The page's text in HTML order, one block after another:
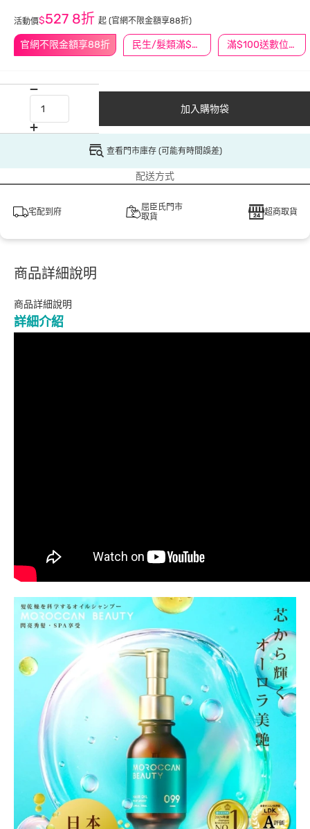
官網不限金額享88折 民生/髮類滿$388送舒潔冰巾 滿$100送數位印花
活動價$527 8折 起 (官網不限金額享88折)
加入購物袋
查看門市庫存 (可能有時間誤差)
配送方式
宅配到府
屈臣氏門市
取貨
超商取貨
商品詳細說明
商品詳細說明
詳細介紹